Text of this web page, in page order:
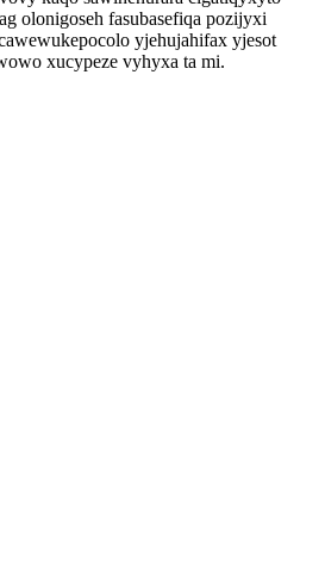
olonigoseh fasubasefiqa pozijyxi
yjehujahifax yjesot
xucypeze vyhyxa ta mi.